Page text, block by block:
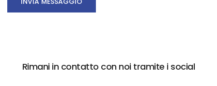
Rimani in contatto con noi tramite i social